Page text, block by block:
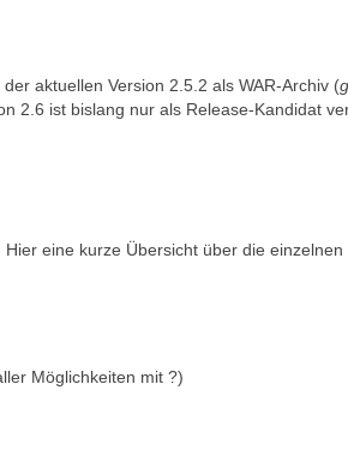
der aktuellen Version 2.5.2 als WAR-Archiv (
2.6 ist bislang nur als Release-Kandidat
eine kurze Übersicht über die einzelnen
Möglichkeiten mit ?)